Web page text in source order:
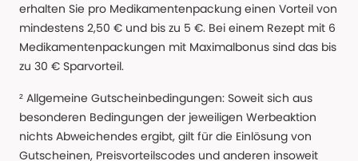
erhalten Sie pro Medikamentenpackung einen Vorteil von
mindestens 2,50 € und bis zu 5 €. Bei einem Rezept mit 6
Medikamentenpackungen mit Maximalbonus sind das bis
zu 30 € Sparvorteil.
² Allgemeine Gutscheinbedingungen: Soweit sich aus
besonderen Bedingungen der jeweiligen Werbeaktion
nichts Abweichendes ergibt, gilt für die Einlösung von
Gutscheinen, Preisvorteilscodes und anderen insoweit